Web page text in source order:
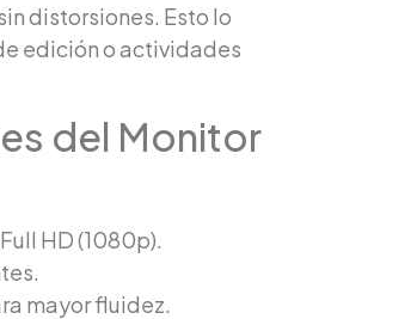
distorsiones. Esto lo
edición o actividades
del Monitor
HD (1080p).
mayor fluidez.